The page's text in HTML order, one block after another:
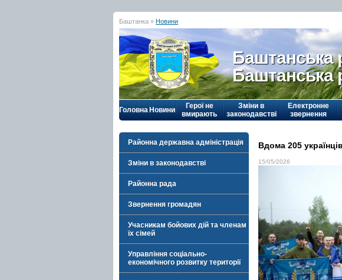
Баштанка » Новини
Баштанська
Баштанська
Головна Новини
Герої не
вмирають
Зміни в
законодавстві
Електронне
звернення
Районна державна адміністрація
Зміни в законодавстві
Районна рада
Звернення громадян
Учасникам бойових дій та членам
їх сімей
Управління соціально-
економічного розвитку території
Вдома 205
15/05/2026